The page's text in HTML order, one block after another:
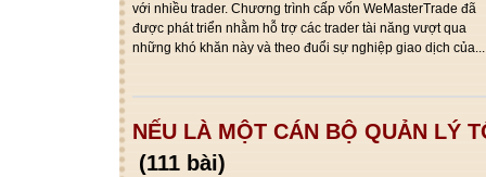
với nhiều trader. Chương trình cấp vốn WeMasterTrade đã
được phát triển nhằm hỗ trợ các trader tài năng vượt qua
những khó khăn này và theo đuổi sự nghiệp giao dịch của...
NẾU LÀ MỘT CÁN BỘ QUẢN LÝ
(111 bài)